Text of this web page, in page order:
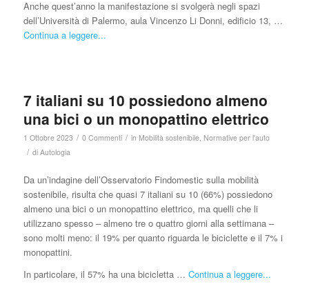
Anche quest’anno la manifestazione si svolgerà negli spazi
dell’Università di Palermo, aula Vincenzo Li Donni, edificio 13, …
Continua a leggere...
7 italiani su 10 possiedono almeno
una bici o un monopattino elettrico
1 Ottobre 2023 / 0 Commenti / in Mobilità sostenibile, Normative per l'auto
/ di Autologia
Da un’indagine dell’Osservatorio Findomestic sulla mobilità
sostenibile, risulta che quasi 7 italiani su 10 (66%) possiedono
almeno una bici o un monopattino elettrico, ma quelli che li
utilizzano spesso – almeno tre o quattro giorni alla settimana –
sono molti meno: il 19% per quanto riguarda le biciclette e il 7% i
monopattini.
In particolare, il 57% ha una bicicletta … Continua a leggere...